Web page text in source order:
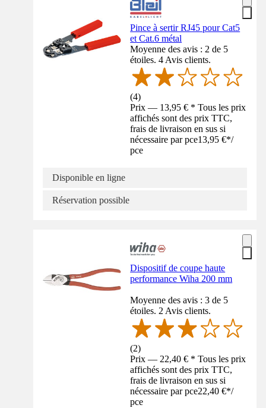
Pince à sertir RJ45 pour Cat5
et Cat.6 métal
Moyenne des avis : 2 de 5
étoiles. 4 Avis clients.
(4)
Prix — 13,95 € * Tous les prix
affichés sont des prix TTC,
frais de livraison en sus si
nécessaire par pce13,95 €*/
pce
Disponible en ligne
Réservation possible
Dispositif de coupe haute
performance Wiha 200 mm
Moyenne des avis : 3 de 5
étoiles. 2 Avis clients.
(2)
Prix — 22,40 € * Tous les prix
affichés sont des prix TTC,
frais de livraison en sus si
nécessaire par pce22,40 €*/
pce